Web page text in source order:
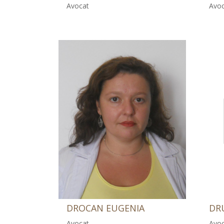
Avocat
DROCAN EUGENIA